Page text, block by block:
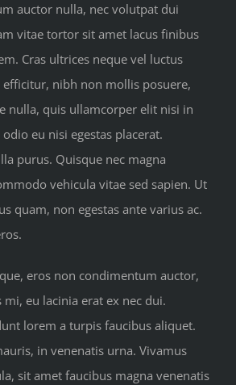
auctor nulla, nec volutpat dui
vitae tortor sit amet lacus finibus
Cras ultrices neque vel luctus
nibh non mollis posuere,
nulla, quis ullamcorper elit nisi in
eu nisi egestas placerat.
purus. Quisque nec magna
vehicula vitae sed sapien. Ut
quam, non egestas ante varius ac.
eros non condimentum auctor,
eu lacinia erat ex nec dui.
lorem a turpis faucibus aliquet.
in venenatis urna. Vivamus
sit amet faucibus magna venenatis